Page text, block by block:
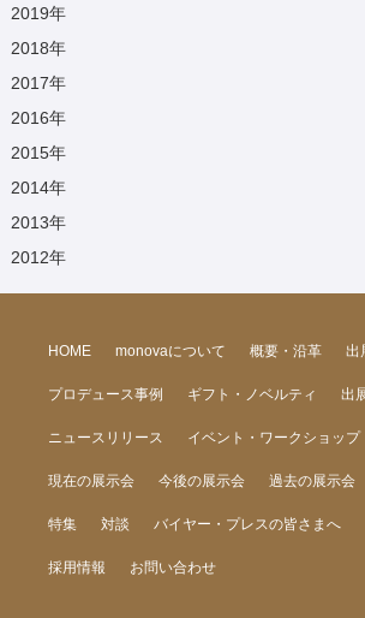
2019年
2018年
2017年
2016年
2015年
2014年
2013年
2012年
HOME monovaについて 概要・沿革 出
プロデュース事例 ギフト・ノベルティ 出
ニュースリリース イベント・ワークショップ
現在の展示会 今後の展示会 過去の展示会
特集 対談 バイヤー・プレスの皆さまへ
採用情報 お問い合わせ